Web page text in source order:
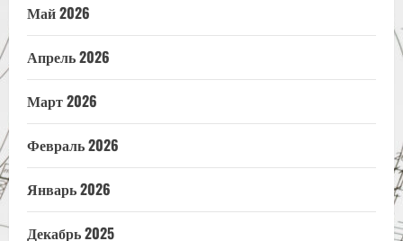
Май 2026
Апрель 2026
Март 2026
Февраль 2026
Январь 2026
Декабрь 2025